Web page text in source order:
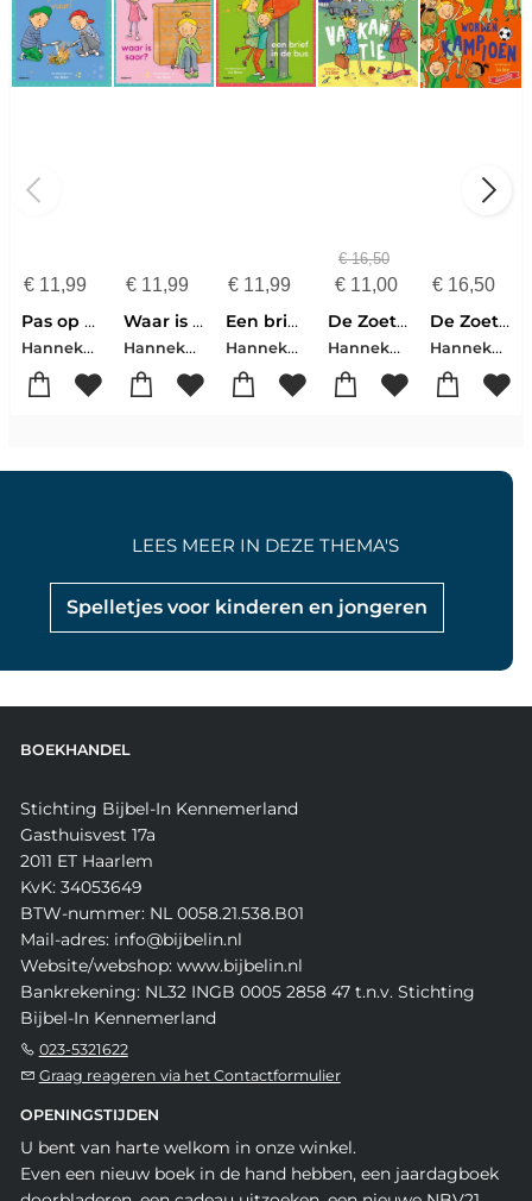
€11,99
Pas op vuur
Hanneke de Zoete
€11,99
Waar is Saar?
Hanneke de Zoete
€ 11,99
Een brief in de bus
Hanneke de Zoete
€16,50
€ 11,00
De Zoete Zusjes gaan op vakantie
Hanneke de Zoete
€ 16,50
De Zoete Zusjes worden kampioen
Hanneke de Zoete
Spelletjes voor kinderen en jongeren
LEES MEER IN DEZE THEMA'S
BOEKHANDEL
Stichting Bijbel-In Kennemerland
Gasthuisvest 17a
2011 ET Haarlem
KvK: 34053649
BTW-nummer: NL 0058.21.538.B01
Mail-adres: info@bijbelin.nl
Website/webshop: www.bijbelin.nl
Bankrekening: NL32 INGB 0005 2858 47 t.n.v. Stichting
Bijbel-In Kennemerland
023-5321622
Graag reageren via het Contactformulier
OPENINGSTIJDEN
U bent van harte welkom in onze winkel.
Even een nieuw boek in de hand hebben, een jaardagboek